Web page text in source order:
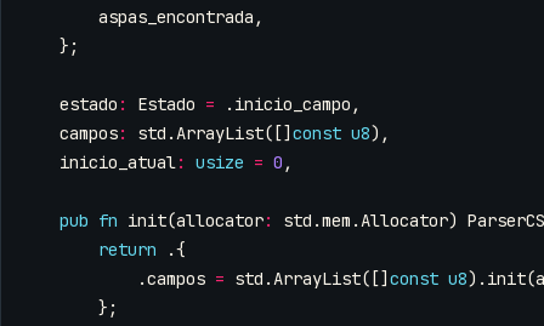
aspas_encontrada ,
};
estado : Estado = . inicio_campo ,
campos: std .ArrayList([] const u8),
inicio_atual: usize = 0 ,
pub fn init(allocator: std .mem .Allocator)
return
.{
.campos = std .ArrayList([] const u8). init(
};